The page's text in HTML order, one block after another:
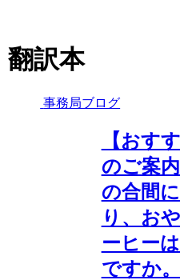
翻訳本
事務局ブログ
【おす
のご案
の合間
り、お
ーヒー
ですか。